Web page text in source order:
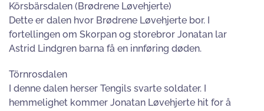
Körsbärsdalen (Brødrene Løvehjerte)
Dette er dalen hvor Brødrene Løvehjerte bor. I
fortellingen om Skorpan og storebror Jonatan lar
Astrid Lindgren barna få en innføring døden.
Törnrosdalen
I denne dalen herser Tengils svarte soldater. I
hemmelighet kommer Jonatan Løvehjerte hit for å